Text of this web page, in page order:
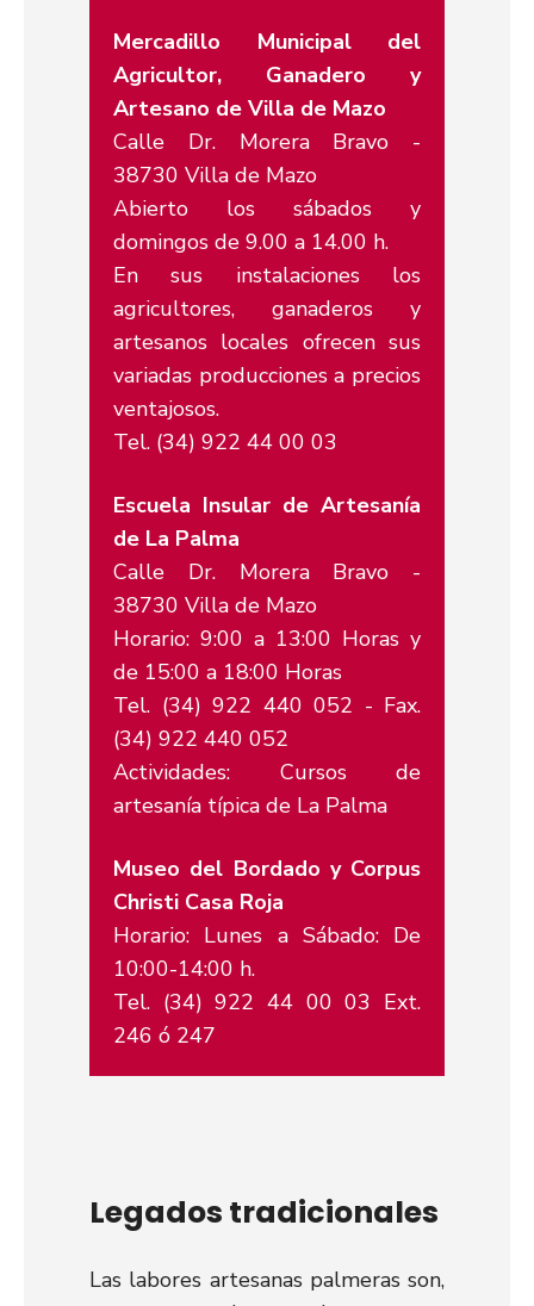
Mercadillo Municipal del
Agricultor, Ganadero y
Artesano de Villa de Mazo
Calle Dr. Morera Bravo -
38730 Villa de Mazo
Abierto los sábados y
domingos de 9.00 a 14.00 h.
En sus instalaciones los
agricultores, ganaderos y
artesanos locales ofrecen sus
variadas producciones a precios
ventajosos.
Tel. (34) 922 44 00 03
Escuela Insular de Artesanía
de La Palma
Calle Dr. Morera Bravo -
38730 Villa de Mazo
Horario: 9:00 a 13:00 Horas y
de 15:00 a 18:00 Horas
Tel. (34) 922 440 052 - Fax.
(34) 922 440 052
Actividades: Cursos de
artesanía típica de La Palma
Museo del Bordado y Corpus
Christi Casa Roja
Horario: Lunes a Sábado: De
10:00-14:00 h.
Tel. (34) 922 44 00 03 Ext.
246 ó 247
Legados tradicionales
Las labores artesanas palmeras son,